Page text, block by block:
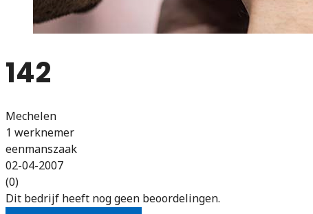
142
Mechelen
1 werknemer
eenmanszaak
02-04-2007
(0)
Dit bedrijf heeft nog geen beoordelingen.